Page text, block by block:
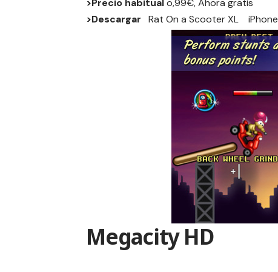
>Descargar
Rat On a Scooter XL iPhone
Megacity HD